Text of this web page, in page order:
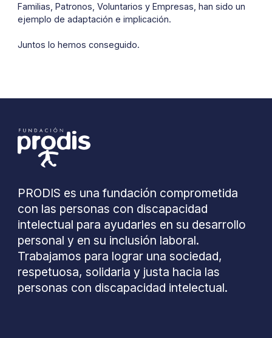
Familias, Patronos, Voluntarios y Empresas, han sido un
ejemplo de adaptación e implicación.
Juntos lo hemos conseguido.
PRODIS es una fundación comprometida
con las personas con discapacidad
intelectual para ayudarles en su desarrollo
personal y en su inclusión laboral.
Trabajamos para lograr una sociedad,
respetuosa, solidaria y justa hacia las
personas con discapacidad intelectual.